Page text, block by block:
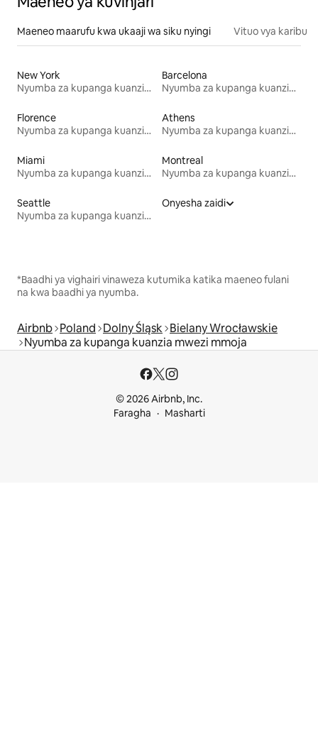
Maeneo maarufu kwa ukaaji wa siku nyingi Vituo vya karibu
New York
Nyumba za kupanga kuanzia mwezi mmoja
Barcelona
Nyumba za kupanga kuanzia mwezi mmoja
Florence
Nyumba za kupanga kuanzia mwezi mmoja
Athens
Nyumba za kupanga kuanzia mwezi mmoja
Miami
Nyumba za kupanga kuanzia mwezi mmoja
Montreal
Nyumba za kupanga kuanzia mwezi mmoja
Seattle
Nyumba za kupanga kuanzia mwezi mmoja
Onyesha zaidi
*Baadhi ya vighairi vinaweza kutumika katika maeneo fulani
na kwa baadhi ya nyumba.
Airbnb Poland Dolny Śląsk Bielany Wrocławskie
Nyumba za kupanga kuanzia mwezi mmoja
© 2026 Airbnb, Inc.
Faragha
Masharti